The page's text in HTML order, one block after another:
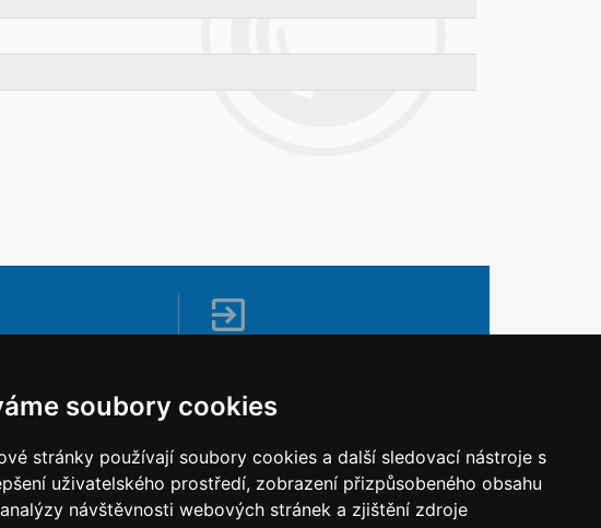
soubory cookies
stránky používají soubory cookies a další sledovací nástroje s
uživatelského prostředí, zobrazení přizpůsobeného obsahu
návštěvnosti webových stránek a zjištění zdroje
dotazy nezůstanou bez odezvy.
Chci napsat MKČR